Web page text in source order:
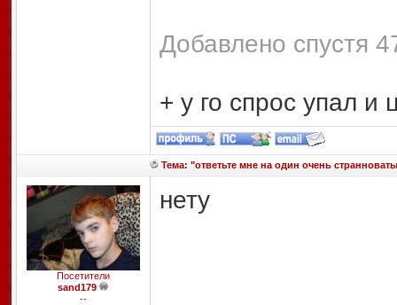
Добавлено спустя
+ у го спрос упал и
Тема: "ответьте мне на один очень
Посетители
sand179
--
нету